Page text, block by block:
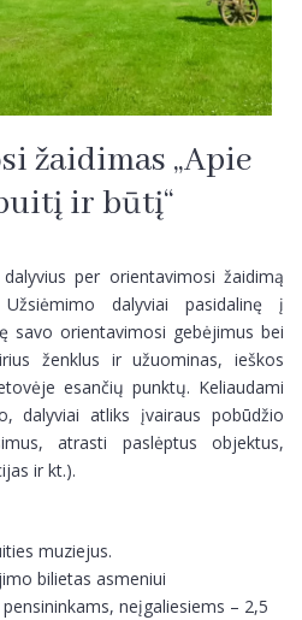
žaidimas „Apie
ir būtį“
per orientavimosi žaidimą
dalyviai pasidalinę į
savo orientavimosi gebėjimus bei
ženklus ir užuominas, ieškos
esančių punktų. Keliaudami
dalyviai atliks įvairaus pobūdžio
atrasti paslėptus objektus,
ir kt.).
muziejus.
bilietas asmeniui
neįgaliesiems – 2,5